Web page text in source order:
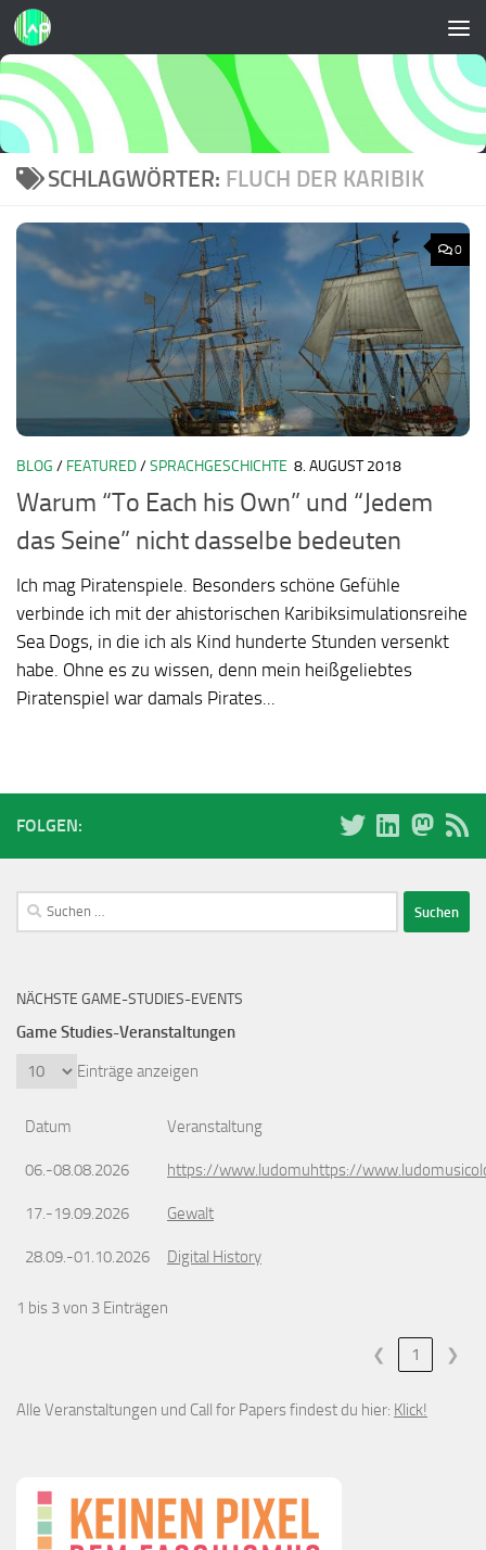
Zum Inhalt springen
SCHLAGWÖRTER: FLUCH DER KARIBIK
0
BLOG / FEATURED/SPRACHGESCHICHTE 8. AUGUST 2018
Warum “To Each his Own” und “Jedem
das Seine” nicht dasselbe bedeuten
Ich mag Piratenspiele. Besonders schöne Gefühle
verbinde ich mit der ahistorischen Karibiksimulationsreihe
Sea Dogs, in die ich als Kind hunderte Stunden versenkt
habe. Ohne es zu wissen, denn mein heißgeliebtes
Piratenspiel war damals Pirates...
FOLGEN:
Suchen
nach:
NÄCHSTE GAME-STUDIES-EVENTS
Game Studies-Veranstaltungen
Einträge anzeigen
Datum Veranstaltung
06.-08.08.2026 https://www.ludomuhttps://
17.-19.09.2026 Gewalt
28.09.-01.10.2026 Digital History
1 bis 3 von 3 Einträgen
❮ 1 ❯
Alle Veranstaltungen und Call for Papers findest du hier: Klick!